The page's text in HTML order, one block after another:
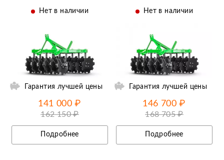
Нет в наличии
Гарантия лучшей цены
141 000 ₽
162 150 ₽
Подробнее
Нет в наличии
Ещё 7 фотографий
Гарантия лучшей цены
146 700 ₽
168 705 ₽
Подробнее